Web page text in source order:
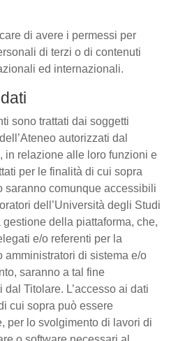
di avere i permessi per
di terzi o di contenuti
ed internazionali.
sono trattati dai soggetti
autorizzati dal
in relazione alle loro funzioni e
per le finalità di cui sopra
saranno comunque accessibili
dell’Università degli Studi
della piattaforma, che,
e/o referenti per la
amministratori di sistema e/o
saranno a tal fine
Titolare. L’accesso ai dati
cui sopra può essere
per lo svolgimento di lavori di